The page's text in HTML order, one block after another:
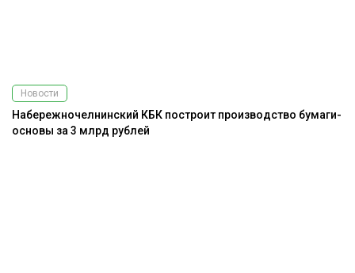
Новости
Набережночелнинский КБК построит производство бумаги-
основы за 3 млрд рублей